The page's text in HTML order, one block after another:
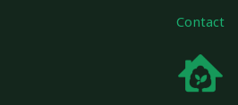
Contact